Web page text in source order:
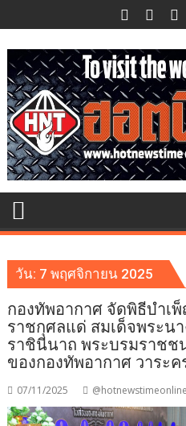
to
content
วัน: 7 พฤศจิกายน 2025
กองทัพอากาศ จัดพิธีบำเ
ราชกุศลแด่ สมเด็จพระน
ราชินีนาถ พระบรมราช
ของกองทัพอากาศ วาระ
07/11/2025 @hotnewstimeonline